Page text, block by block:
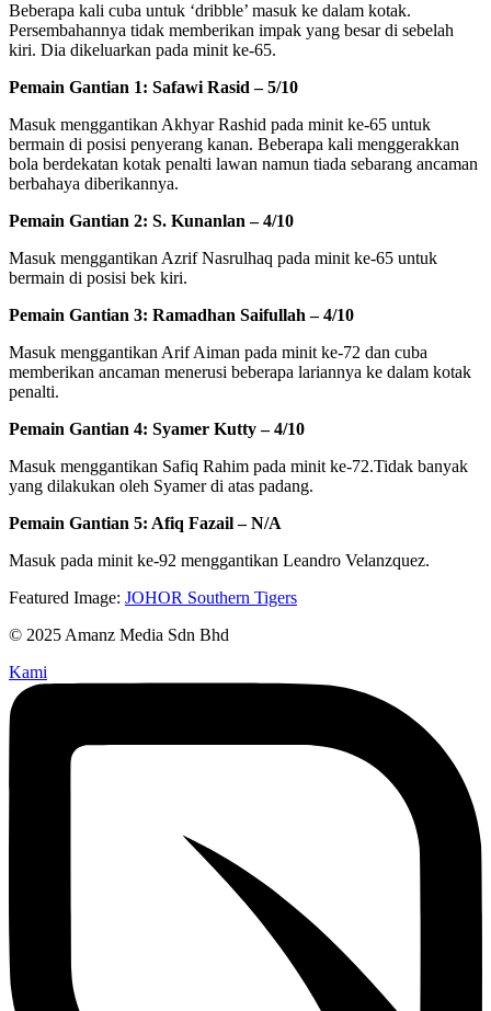
Beberapa kali cuba untuk ‘dribble’ masuk ke dalam kotak.
Persembahannya tidak memberikan impak yang besar di sebelah
kiri. Dia dikeluarkan pada minit ke-65.
Pemain Gantian 1: Safawi Rasid – 5/10
Masuk menggantikan Akhyar Rashid pada minit ke-65 untuk
bermain di posisi penyerang kanan. Beberapa kali menggerakkan
bola berdekatan kotak penalti lawan namun tiada sebarang ancaman
berbahaya diberikannya.
Pemain Gantian 2: S. Kunanlan – 4/10
Masuk menggantikan Azrif Nasrulhaq pada minit ke-65 untuk
bermain di posisi bek kiri.
Pemain Gantian 3: Ramadhan Saifullah – 4/10
Masuk menggantikan Arif Aiman pada minit ke-72 dan cuba
memberikan ancaman menerusi beberapa lariannya ke dalam kotak
penalti.
Pemain Gantian 4: Syamer Kutty – 4/10
Masuk menggantikan Safiq Rahim pada minit ke-72.Tidak banyak
yang dilakukan oleh Syamer di atas padang.
Pemain Gantian 5: Afiq Fazail – N/A
Masuk pada minit ke-92 menggantikan Leandro Velanzquez.
Featured Image: JOHOR Southern Tigers
© 2025 Amanz Media Sdn Bhd
Kami